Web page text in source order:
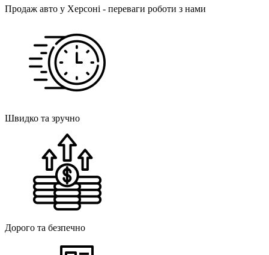
Продаж авто у Херсоні - переваги роботи з нами
Швидко та зручно
Дорого та безпечно